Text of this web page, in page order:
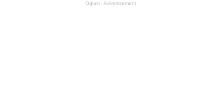
Oglasi - Advertisement